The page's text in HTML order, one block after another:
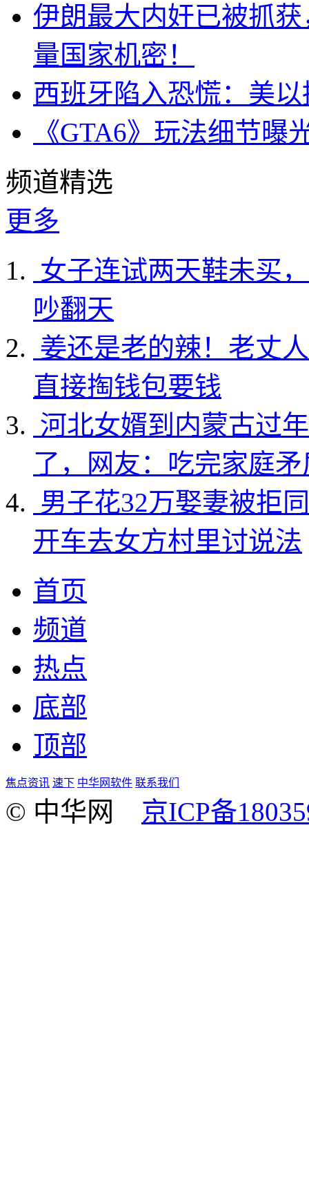
伊朗最大内奸已被抓
量国家机密！
西班牙陷入恐慌：美
《GTA6》玩法细节
频道精选
更多
女子连试两天鞋未买
吵翻天
姜还是老的辣！老丈
直接掏钱包要钱
河北女婿到内蒙古过
了，网友：吃完家庭
男子花32万娶妻被拒
开车去女方村里讨说法
首页
频道
热点
底部
顶部
焦点资讯 速下 中华网软件 联系我们
© 中华网 京ICP备